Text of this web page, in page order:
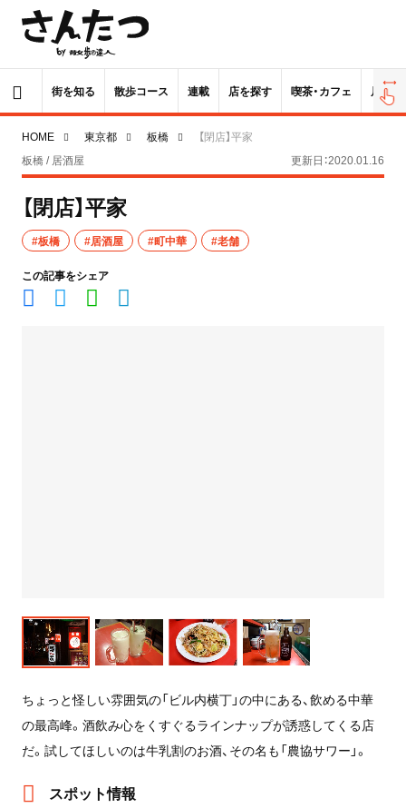
街を知る 散歩コース 連載 店を探す 喫茶・カフェ 居酒屋
HOME 東京都 板橋
【閉店】平家
板橋 / 居酒屋
更新日：2020.01.16
【閉店】平家
#板橋 #居酒屋 #町中華 #老舗
この記事をシェア
ちょっと怪しい雰囲気の「ビル内横丁」の中にある、飲める中華
の最高峰。酒飲み心をくすぐるラインナップが誘惑してくる店
だ。試してほしいのは牛乳割のお酒、その名も「農協サワー」。
スポット情報